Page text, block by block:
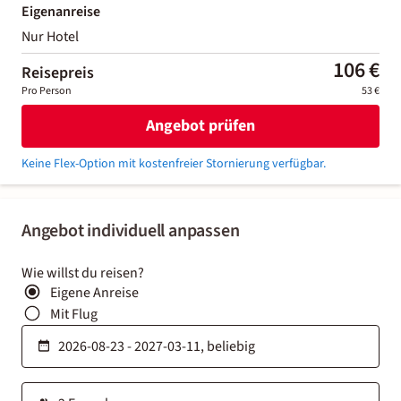
Angebot individuell anpassen
Wie willst du reisen?
Eigene Anreise
Mit Flug
Eigenanreise
Nur Hotel
Reisepreis 106 €
Pro Person 53 €
Angebot prüfen
Keine Flex-Option mit kostenfreier Stornierung verfügbar.